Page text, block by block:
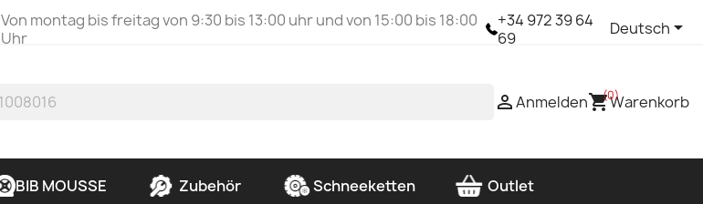
Von montag bis freitag von 9:30 bis 13:00 uhr und von 15:00 bis 18:00
Uhr
+34 972 39 64
69
Deutsch
Anmeldenshopping_cart(0)Warenkorb
BIB MOUSSE Zubehör Schneeketten Outlet